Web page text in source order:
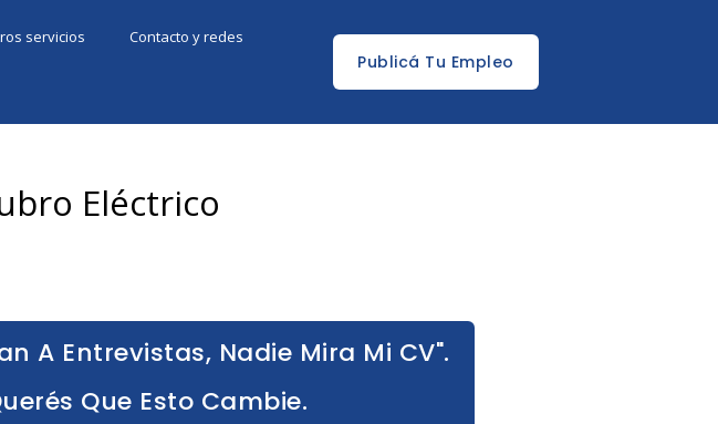
servicios Contacto y redes
Publicá Tu Empleo
Eléctrico
A Entrevistas, Nadie Mira Mi CV".
Que Esto Cambie.